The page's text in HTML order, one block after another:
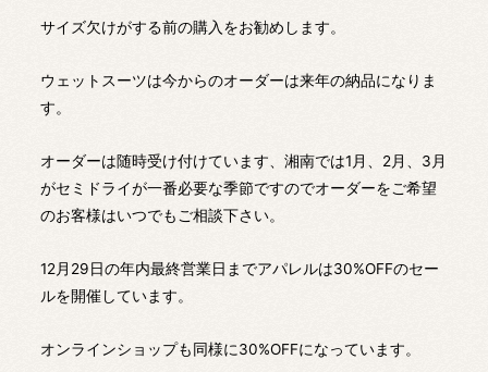
サイズ欠けがする前の購入をお勧めします。
ウェットスーツは今からのオーダーは来年の納品になりま
す。
オーダーは随時受け付けています、湘南では1月、2月、3月
がセミドライが一番必要な季節ですのでオーダーをご希望
のお客様はいつでもご相談下さい。
12月29日の年内最終営業日までアパレルは30%OFFのセー
ルを開催しています。
オンラインショップも同様に30%OFFになっています。